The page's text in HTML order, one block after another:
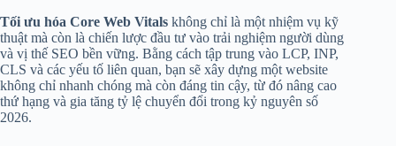
Tối ưu hóa Core Web Vitals không chỉ là một nhiệm vụ kỹ
thuật mà còn là chiến lược đầu tư vào trải nghiệm người dùng
và vị thế SEO bền vững. Bằng cách tập trung vào LCP, INP,
CLS và các yếu tố liên quan, bạn sẽ xây dựng một website
không chỉ nhanh chóng mà còn đáng tin cậy, từ đó nâng cao
thứ hạng và gia tăng tỷ lệ chuyển đổi trong kỷ nguyên số
2026.